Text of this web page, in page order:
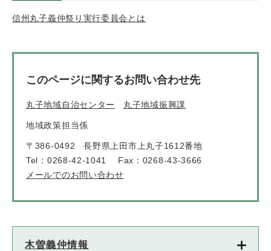
信州丸子義仲祭り実行委員会とは
このページに関するお問い合わせ先
丸子地域自治センター 丸子地域振興課
地域政策担当係
〒386-0492
長野県上田市上丸子1612番地
Tel：0268-42-1041
Fax：0268-43-3666
メールでのお問い合わせ
木曽義仲情報